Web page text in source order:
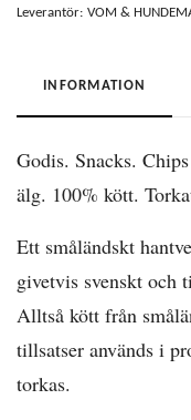
Leverantör: VOM &
INFORMATION
Godis. Snacks.
älg. 100% kött.
Ett småländskt
givetvis svenskt och
Alltså kött från
tillsatser används i
torkas.